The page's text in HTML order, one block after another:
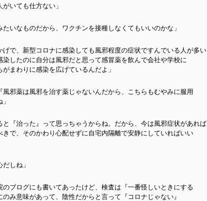
いても仕方ない」
いなものだから、ワクチンを接種しなくてもいいのかな」
で、新型コロナに感染しても風邪程度の症状ですんでいる人が多い
したのに自分は風邪だと思って感冒薬を飲んで会社や学校に
まわりに感染を広げているんだよ」
邪薬は風邪を治す薬じゃないんだから、こちらもむやみに服用
『治った』って思っちゃうからね。だから、今は風邪症状があれば
きで、そのかわり心配せずに自宅内隔離で安静にしていればいい
しね」
ブログにも書いてあったけど、検査は『一番怪しいときにする
み意味があって、陰性だからと言って『コロナじゃない』